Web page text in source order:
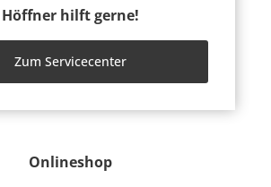
Onlineshop
Höffner hilft gerne!
Zum Servicecenter